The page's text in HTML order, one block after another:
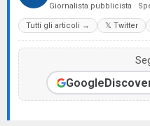
Giornalista pubblicista ·
Tutti gli articoli → 𝕏 Twitter
Google